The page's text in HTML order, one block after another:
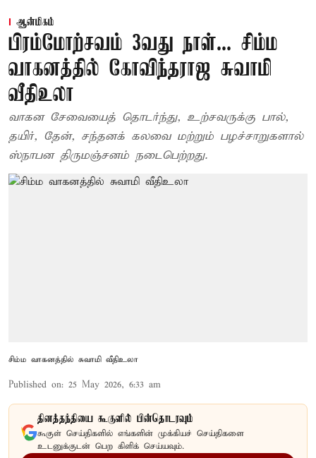
ஆன்மிகம்
பிரம்மோற்சவம் 3வது நாள்... சிம்ம
வாகனத்தில் கோவிந்தராஜ சுவாமி
வீதிஉலா
வாகன சேவையைத் தொடர்ந்து, உற்சவருக்கு பால்,
தயிர், தேன், சந்தனக் கலவை மற்றும் பழச்சாறுகளால்
ஸ்நாபன திருமஞ்சனம் நடைபெற்றது.
சிம்ம வாகனத்தில் சுவாமி வீதிஉலா
Published on: 25 May 2026, 6:33 am
தினத்தந்தியை கூகுளில் பின்தொடரவும்
கூகுள் செய்திகளில் எங்களின் முக்கியச் செய்திகளை
உடனுக்குடன் பெற கிளிக் செய்யவும்.